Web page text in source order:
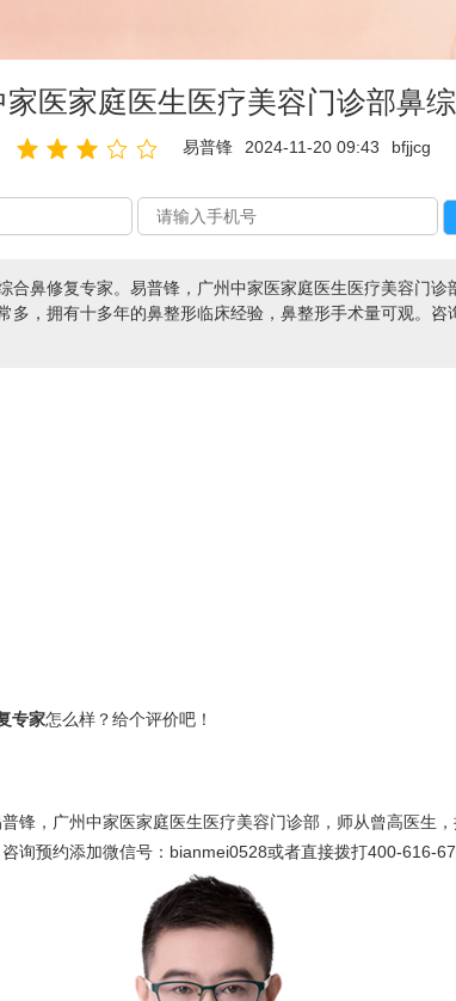
医家庭医生医疗美容门诊部鼻
易普锋 2024-11-20 09:43 bfjjcg
合鼻修复专家。易普锋，广州中家医家庭医生医疗美容门
多，拥有十多年的鼻整形临床经验，鼻整形手术量可观。
专家怎么样？给个评价吧！
锋，广州中家医家庭医生医疗美容门诊部，师从曾高医生
询预约添加微信号：bianmei0528或者直接拨打400-616-